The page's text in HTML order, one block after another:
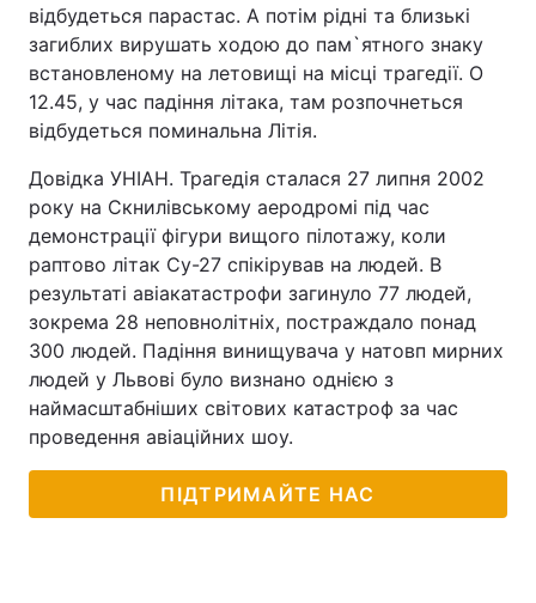
відбудеться парастас. А потім рідні та близькі
загиблих вирушать ходою до пам`ятного знаку
встановленому на летовищі на місці трагедії. О
12.45, у час падіння літака, там розпочнеться
відбудеться поминальна Літія.
Довідка УНІАН. Трагедія сталася 27 липня 2002
року на Скнилівському аеродромі під час
демонстрації фігури вищого пілотажу, коли
раптово літак Су-27 спікірував на людей. В
результаті авіакатастрофи загинуло 77 людей,
зокрема 28 неповнолітніх, постраждало понад
300 людей. Падіння винищувача у натовп мирних
людей у Львові було визнано однією з
наймасштабніших світових катастроф за час
проведення авіаційних шоу.
ПІДТРИМАЙТЕ НАС